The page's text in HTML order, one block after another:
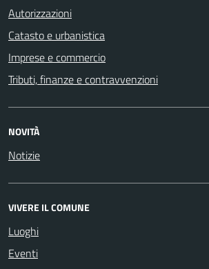
Autorizzazioni
Catasto e urbanistica
Imprese e commercio
Tributi, finanze e contravvenzioni
NOVITÀ
Notizie
VIVERE IL COMUNE
Luoghi
Eventi